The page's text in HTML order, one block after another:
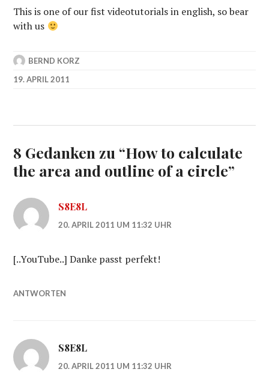
This is one of our fist videotutorials in english, so bear
with us
BERND KORZ
19. APRIL 2011
8 Gedanken zu “How to calculate
the area and outline of a circle”
S8E8L
20. APRIL 2011 UM 11:32 UHR
[..YouTube..] Danke passt perfekt!
ANTWORTEN
S8E8L
20. APRIL 2011 UM 11:32 UHR